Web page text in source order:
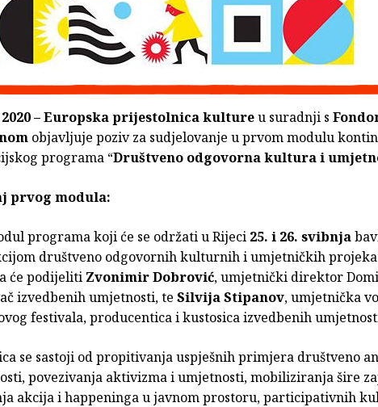
– Europska prijestolnica kultureu suradnji s
objavljuje poziv za sudjelovanje u prvom modulu
programa “Društveno odgovorna kultura i
prvog modula:
programa koji će se održati u Rijeci 25. i 26. svibnja
društveno odgovornih kulturnih i umjetničkih
će podijeliti Zvonimir Dobrović, umjetnički direktor
izvedbenih umjetnosti, te Silvija Stipanov, umjetnička
festivala, producentica i kustosica izvedbenih
se sastoji od propitivanja uspješnih primjera društveno
povezivanja aktivizma i umjetnosti, mobiliziranja šire
akcija i happeninga u javnom prostoru, participativnih